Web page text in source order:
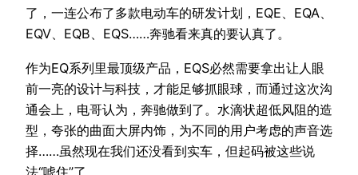
了，一连公布了多款电动车的研发计划，EQE、EQA、
EQV、EQB、EQS……奔驰看来真的要认真了。
作为EQ系列里最顶级产品，EQS必然需要拿出让人眼
前一亮的设计与科技，才能足够抓眼球，而通过这次沟
通会上，电哥认为，奔驰做到了。水滴状超低风阻的造
型，夸张的曲面大屏内饰，为不同的用户考虑的声音选
择……虽然现在我们还没看到实车，但起码被这些说
法“唬住”了。